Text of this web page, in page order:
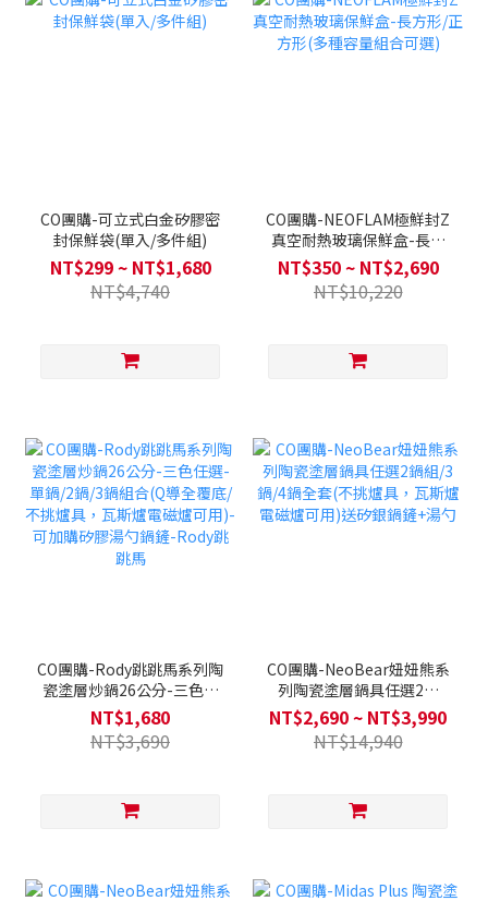
CO團購-可立式白金矽膠密
封保鮮袋(單入/多件組)
NT$299 ~ NT$1,680
NT$4,740
CO團購-NEOFLAM極鮮封Z
真空耐熱玻璃保鮮盒-長方
形/正方形(多種容量組合可
選)
NT$350 ~ NT$2,690
NT$10,220
CO團購-Rody跳跳馬系列陶
瓷塗層炒鍋26公分-三色任
選-單鍋/2鍋/3鍋組合(Q導全
覆底/不挑爐具，瓦斯爐電磁
爐可用)-可加購矽膠湯勺鍋
NT$1,680
NT$3,690
CO團購-NeoBear妞妞熊系
列陶瓷塗層鍋具任選2鍋
組/3鍋/4鍋全套(不挑爐具，
瓦斯爐電磁爐可用)送矽銀鍋
鏟+湯勺
NT$2,690 ~ NT$3,990
NT$14,940